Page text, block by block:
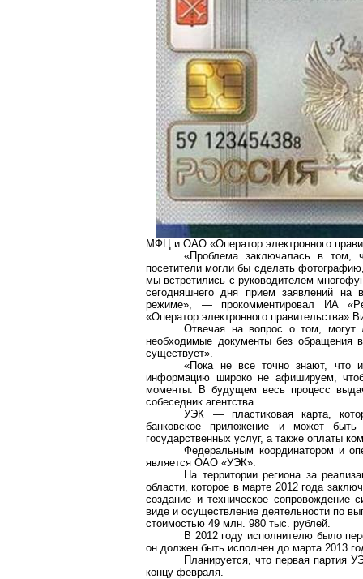
МФЦ и ОАО «Оператор электронного
«Проблема заключалась в том,
посетители могли бы сделать
мы встретились с руководителем
сегодняшнего дня прием заявлений
режиме», — прокомментировал ИА
«Оператор электронного правительства»
Отвечая на вопрос о том,
необходимые документы без обращения
существует».
«Пока не все точно знают, что
информацию широко не афишируем,
моменты. В будущем весь процесс
собеседник агентства.
УЭК — пластиковая карта,
банковское приложение и может
государственных услуг, а также оплаты
Федеральным координатором и
является ОАО «УЭК».
На территории региона за
области, которое в марте 2012 года
создание и техническое сопровождение
виде и осуществление деятельности по
стоимостью 49 млн. 980 тыс. рублей.
В 2012 году исполнителю было
он должен быть исполнен до марта 2013
Планируется, что первая партия
концу февраля.